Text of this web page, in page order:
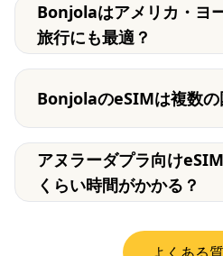
Bonjolaはアメリカ・ヨ
旅行にも最適？
BonjolaのeSIMは複数の
アヌラーダプラ向け
くらい時間がかかる？